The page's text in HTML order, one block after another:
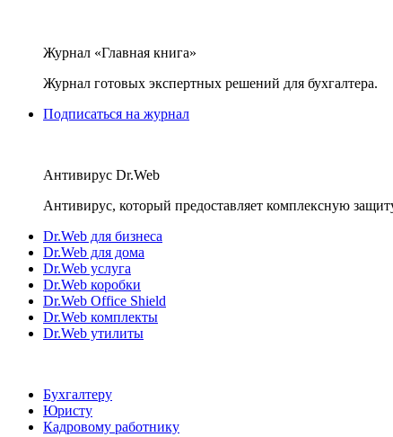
Журнал «Главная книга»
Журнал готовых экспертных решений для бухгалтера.
Подписаться на журнал
Антивирус Dr.Web
Антивирус, который предоставляет комплексную
Dr.Web для бизнеса
Dr.Web для дома
Dr.Web услуга
Dr.Web коробки
Dr.Web Office Shield
Dr.Web комплекты
Dr.Web утилиты
Бухгалтеру
Юристу
Кадровому работнику